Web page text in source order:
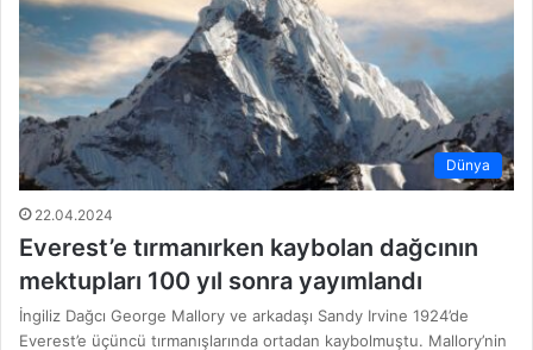
Dünya
22.04.2024
Everest’e tırmanırken kaybolan dağcının
mektupları 100 yıl sonra yayımlandı
İngiliz Dağcı George Mallory ve arkadaşı Sandy Irvine 1924’de
Everest’e üçüncü tırmanışlarında ortadan kaybolmuştu. Mallory’nin